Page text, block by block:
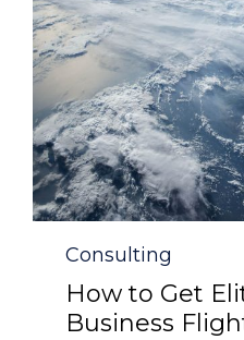
Category
Consulting
How to Get
Business